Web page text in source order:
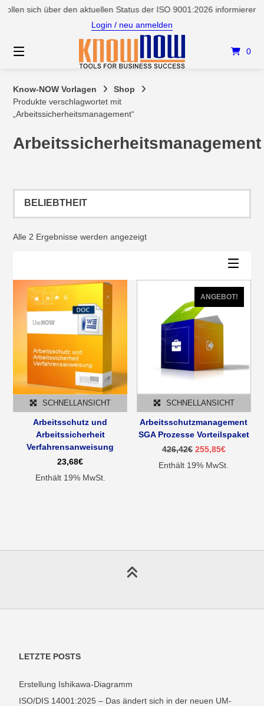
Springensich über den aktuellen Status der ISO 9001:2026 informieren?
Login / neu anmelden
0
Know-NOW Vorlagen
Shop
Produkte verschlagwortet mit
„Arbeitssicherheitsmanagement“
Arbeitssicherheitsmanagement
Alle 2 Ergebnisse werden angezeigtNach
SCHNELLANSICHT
Arbeitsschutz und
Arbeitssicherheit
Verfahrensanweisung
23,68€
Enthält 19% MwSt.
ANGEBOT!
SCHNELLANSICHT
Arbeitsschutzmanagement
SGA Prozesse Vorteilspaket
426,42€ Ursprünglicher
war:
255,85€Aktueller
ist:
Enthält 19% MwSt.
LETZTE POSTS
Erstellung Ishikawa-Diagramm
ISO/DIS 14001:2025 – Das ändert sich in der neuen UM-